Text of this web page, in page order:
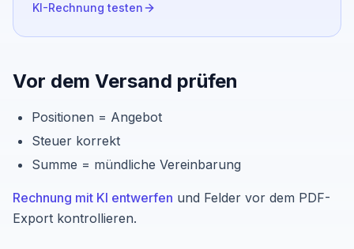
KI-Rechnung testen
Vor dem Versand prüfen
Positionen = Angebot
Steuer korrekt
Summe = mündliche Vereinbarung
Rechnung mit KI entwerfen und Felder vor dem PDF-
Export kontrollieren.